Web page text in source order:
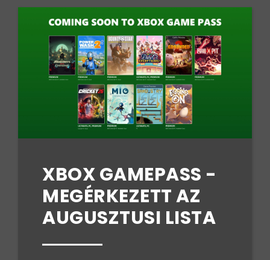
XBOX GAMEPASS -
MEGÉRKEZETT AZ
AUGUSZTUSI LISTA